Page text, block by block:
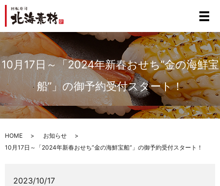
10月17日～「2024年新春おせち”金の海鮮宝
船”」の御予約受付スタート！
HOME
お知らせ
10月17日～「2024年新春おせち”金の海鮮宝船”」の御予約受付スタート！
2023/10/17